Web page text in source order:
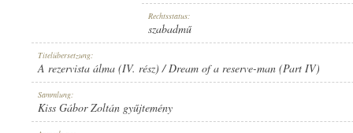
PLATTENAUFNAHME: 1-23088
Rechtsstatus:
szabadmű
Titelübersetzung:
A rezervista álma (IV. rész) / Dream of a reserve-man (Part IV)
Sammlung:
Kiss Gábor Zoltán gyűjtemény